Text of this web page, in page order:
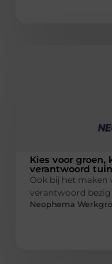
Kies voor groen,
verantwoord
Ook bij het maken
verantwoord bezig
Neophema